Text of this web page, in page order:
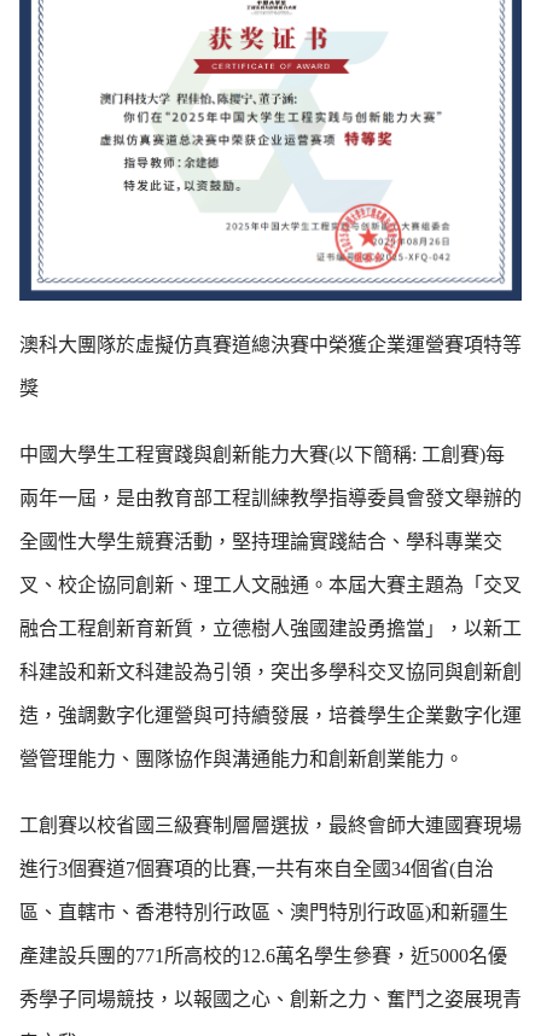
澳科大團隊於虛擬仿真賽道總決賽中榮獲企業運營賽項特等
獎
中國大學生工程實踐與創新能力大賽(以下簡稱: 工創賽)每
兩年一屆，是由教育部工程訓練教學指導委員會發文舉辦的
全國性大學生競賽活動，堅持理論實踐結合、學科專業交
叉、校企協同創新、理工人文融通。本屆大賽主題為「交叉
融合工程創新育新質，立德樹人強國建設勇擔當」，以新工
科建設和新文科建設為引領，突出多學科交叉協同與創新創
造，強調數字化運營與可持續發展，培養學生企業數字化運
營管理能力、團隊協作與溝通能力和創新創業能力。
工創賽以校省國三級賽制層層選拔，最終會師大連國賽現場
進行3個賽道7個賽項的比賽,一共有來自全國34個省(自治
區、直轄市、香港特別行政區、澳門特別行政區)和新疆生
產建設兵團的771所高校的12.6萬名學生參賽，近5000名優
秀學子同場競技，以報國之心、創新之力、奮鬥之姿展現青